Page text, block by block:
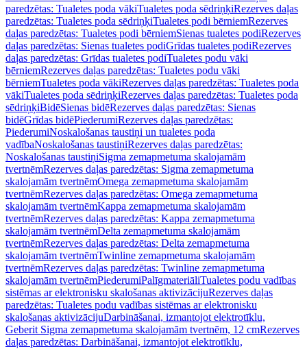
paredzētas: Tualetes poda vākiTualetes poda sēdriņķiRezerves daļas
paredzētas: Tualetes poda sēdriņķiTualetes podi bērniemRezerves
daļas paredzētas: Tualetes podi bērniemSienas tualetes podiRezerves
daļas paredzētas: Sienas tualetes podiGrīdas tualetes podiRezerves
daļas paredzētas: Grīdas tualetes podiTualetes podu vāki
bērniemRezerves daļas paredzētas: Tualetes podu vāki
bērniemTualetes poda vākiRezerves daļas paredzētas: Tualetes poda
vākiTualetes poda sēdriņķiRezerves daļas paredzētas: Tualetes poda
sēdriņķiBidēSienas bidēRezerves daļas paredzētas: Sienas
bidēGrīdas bidēPiederumiRezerves daļas paredzētas:
PiederumiNoskalošanas taustiņi un tualetes poda
vadībaNoskalošanas taustiņiRezerves daļas paredzētas:
Noskalošanas taustiņiSigma zemapmetuma skalojamām
tvertnēmRezerves daļas paredzētas: Sigma zemapmetuma
skalojamām tvertnēmOmega zemapmetuma skalojamām
tvertnēmRezerves daļas paredzētas: Omega zemapmetuma
skalojamām tvertnēmKappa zemapmetuma skalojamām
tvertnēmRezerves daļas paredzētas: Kappa zemapmetuma
skalojamām tvertnēmDelta zemapmetuma skalojamām
tvertnēmRezerves daļas paredzētas: Delta zemapmetuma
skalojamām tvertnēmTwinline zemapmetuma skalojamām
tvertnēmRezerves daļas paredzētas: Twinline zemapmetuma
skalojamām tvertnēmPiederumiPalīgmateriāliTualetes podu vadības
sistēmas ar elektronisku skalošanas aktivizācijuRezerves daļas
paredzētas: Tualetes podu vadības sistēmas ar elektronisku
skalošanas aktivizācijuDarbināšanai, izmantojot elektrotīklu,
Geberit Sigma zemapmetuma skalojamām tvertnēm, 12 cmRezerves
daļas paredzētas: Darbināšanai, izmantojot elektrotīklu,